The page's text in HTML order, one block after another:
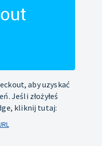
aby uzyskać
Jeśli złożyłeś
kliknij tutaj: